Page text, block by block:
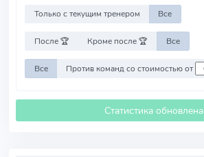
Только с текущим тренером Все
После 🏆 Кроме после 🏆 Все
Все Против команд со стоимостью от
Статистика обновлена